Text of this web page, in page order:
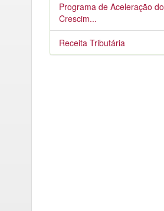
Programa de Aceleração do
Crescim...
Receita Tributária